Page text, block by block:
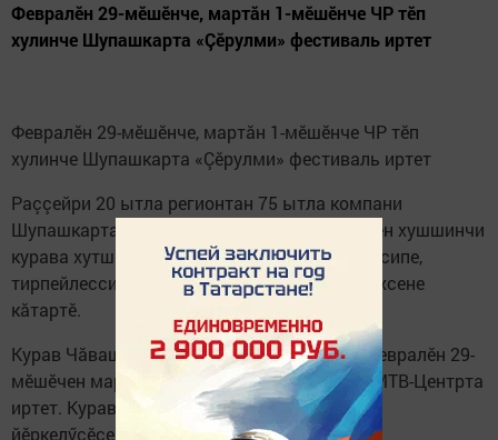
Февралӗн 29-мӗшӗнче, мартăн 1-мӗшӗнче ЧР тӗп
хулинче Шупашкарта «Çӗрулми» фестиваль иртет
Февралӗн 29-мӗшӗнче, мартăн 1-мӗшӗнче ЧР тӗп
хулинче Шупашкарта «Çӗрулми» фестиваль иртет
Раççейри 20 ытла регионтан 75 ытла компани
Шупашкарта иртекен «Картофель» регионсен хушшинчи
курава хутшăнать. Тымар çимӗçе туса илессипе,
тирпейлессипе çыхăннă çитӗнӳсене, çӗнӗлӗхсене
кăтартӗ.
Курав Чăваш Республикинчен 16-мӗш хут февралӗн 29-
мӗшӗчен мартăн 1-мӗшӗччен Шупашкарти МТВ-Центрта
иртет. Курава 10 пин çын килессе кӗтеççӗ
йӗркелӳçӗсем.